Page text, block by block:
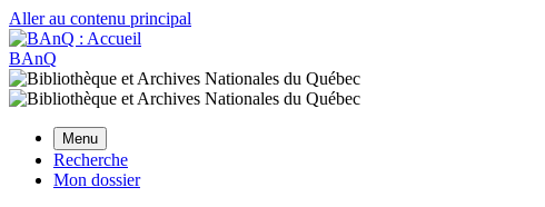
Aller au contenu principal
BAnQ
Menu
Recherche
Mon dossier